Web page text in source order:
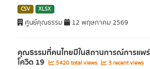
CSV XLSX
ศูนย์คุณธรรม 12 พฤษภาคม 2569
คุณธรรมที่คนไทยมีในสถานการณ์การแพร่
โควิด 19 5420 total views 3 recent views